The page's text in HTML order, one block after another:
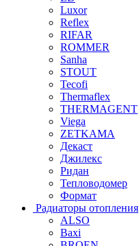
Luxor
Reflex
RIFAR
ROMMER
Sanha
STOUT
Tecofi
Thermaflex
THERMAGENT
Viega
ZETKAMA
Декаст
Джилекс
Ридан
Тепловодомер
Формат
Радиаторы отопления
ALSO
Baxi